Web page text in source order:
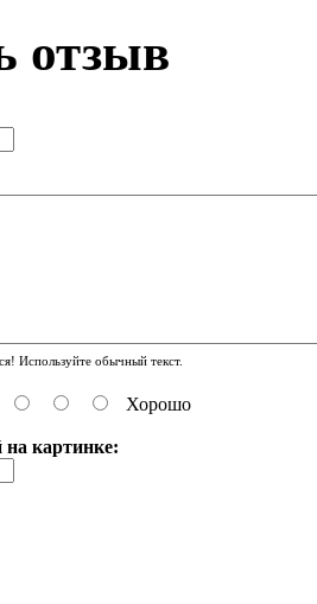
отзыв
Используйте обычный текст.
Хорошо
на картинке: